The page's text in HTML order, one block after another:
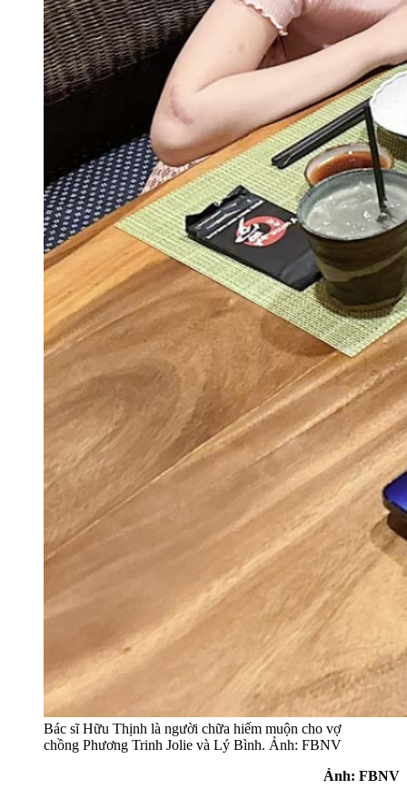
Bác sĩ Hữu Thịnh là người chữa hiếm muộn cho vợ
chồng Phương Trinh Jolie và Lý Bình. Ảnh: FBNV
Ảnh: FBNV